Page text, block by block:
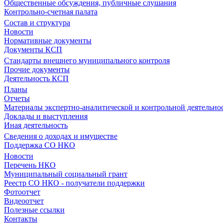
Общественные обсуждения, публичные слушания
Контрольно-счетная палата
Состав и структура
Новости
Нормативные документы
Документы КСП
Стандарты внешнего муниципального контроля
Прочие документы
Деятельность КСП
Планы
Отчеты
Материалы экспертно-аналитической и контрольной
Доклады и выступления
Иная деятельность
Сведения о доходах и имуществе
Поддержка СО НКО
Новости
Перечень НКО
Муниципальный социальный грант
Реестр СО НКО - получатели поддержки
Фотоотчет
Видеоотчет
Полезные ссылки
Контакты